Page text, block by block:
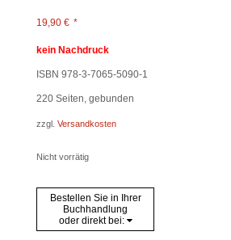
19,90 € *
kein Nachdruck
ISBN 978-3-7065-5090-1
220 Seiten, gebunden
zzgl. Versandkosten
Nicht vorrätig
Bestellen Sie in Ihrer
Buchhandlung
oder direkt bei: